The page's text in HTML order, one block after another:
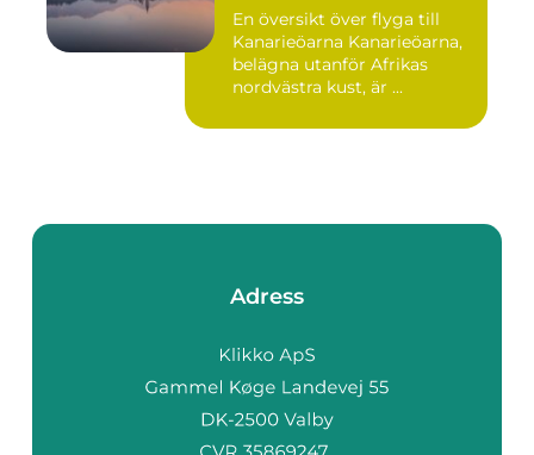
En översikt över flyga till
Kanarieöarna Kanarieöarna,
belägna utanför Afrikas
nordvästra kust, är ...
Adress